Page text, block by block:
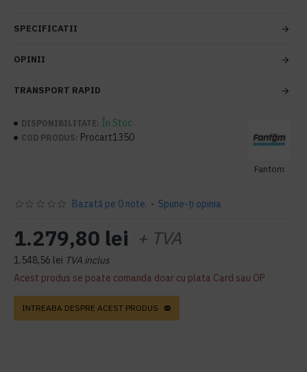
SPECIFICATII
OPINII
TRANSPORT RAPID
DISPONIBILITATE: În Stoc
COD PRODUS: Procart1350
Fantom
Bazată pe 0 note. - Spune-ţi opinia
1.279,80 lei + TVA
1.548,56 lei TVA inclus
Acest produs se poate comanda doar cu plata Card sau OP
INTREABA DESPRE ACEST PRODUS